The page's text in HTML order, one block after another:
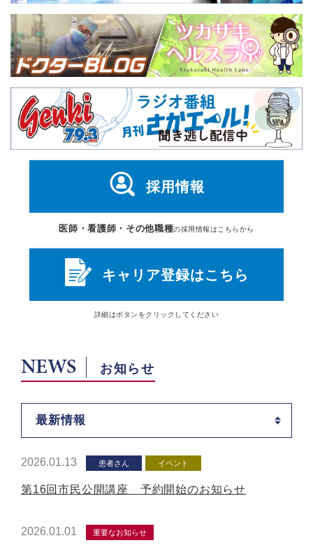
採用情報
医師・看護師・その他職種の採用情報はこちらから
キャリア登録はこちら
詳細はボタン をクリックしてください
NEWS お知らせ
最新情報
2026.01.13 患者さん イベント
第16回市民公開講座 予約開始のお知らせ
2026.01.01 重要なお知らせ